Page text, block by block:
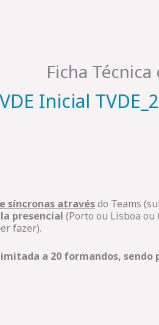
Ficha
Inicial
síncronas atravésdo Teams
presencial (Porto ou Lisboa ou
fazer).
a 20 formandos, sendo